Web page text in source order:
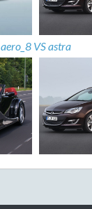
aero_8 VS astra